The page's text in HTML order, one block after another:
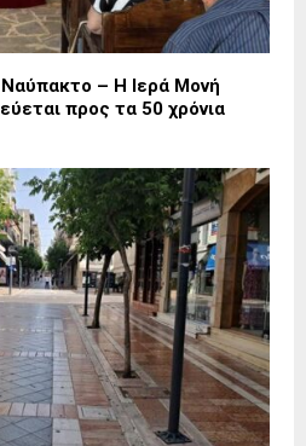
– Η Ιερά Μονή
προς τα 50 χρόνια